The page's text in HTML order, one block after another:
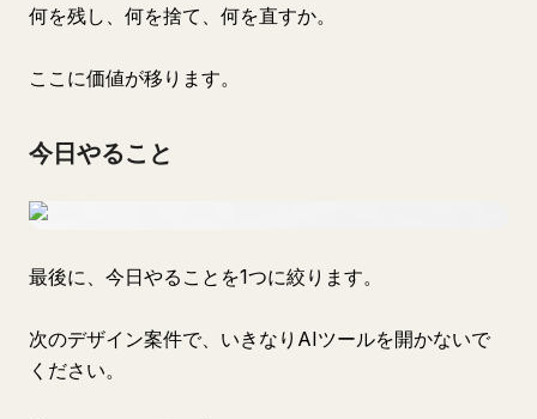
何を残し、何を捨て、何を直すか。
ここに価値が移ります。
今日やること
最後に、今日やることを1つに絞ります。
次のデザイン案件で、いきなりAIツールを開かないで
ください。